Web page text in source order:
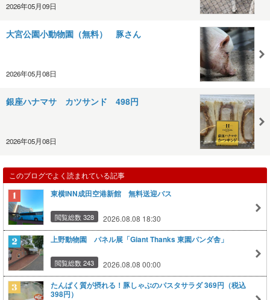
2026年05月09日
大宮公園小動物園（無料） 豚さん
2026年05月08日
銀座ハナマサ カツサンド 498円
2026年05月08日
このブログでよく読まれている記事
東横INN成田空港新館 無料送迎バス
閲覧総数 328 2026.08.08 18:30
上野動物園 パネル展「Giant Thanks 東園パンダ舎」
閲覧総数 243 2026.08.08 00:00
たんぱく質が摂れる！豚しゃぶのパスタサラダ 369円（税込
398円）